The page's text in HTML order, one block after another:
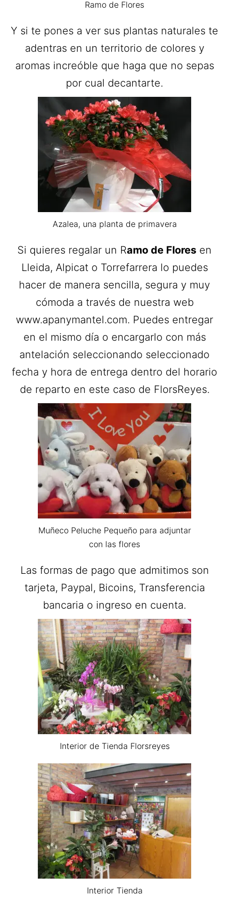
Ramo de Flores
Y si te pones a ver sus plantas naturales te
adentras en un territorio de colores y
aromas increóble que haga que no sepas
por cual decantarte.
Azalea, una planta de primavera
Si quieres regalar un Ramo de Flores en
Lleida, Alpicat o Torrefarrera lo puedes
hacer de manera sencilla, segura y muy
cómoda a través de nuestra web
www.apanymantel.com. Puedes entregar
en el mismo día o encargarlo con más
antelación seleccionando seleccionado
fecha y hora de entrega dentro del horario
de reparto en este caso de FlorsReyes.
Muñeco Peluche Pequeño para adjuntar
con las flores
Las formas de pago que admitimos son
tarjeta, Paypal, Bicoins, Transferencia
bancaria o ingreso en cuenta.
Interior de Tienda Florsreyes
Interior Tienda